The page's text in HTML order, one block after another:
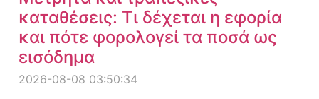
καταθέσεις: Τι δέχεται η εφορία
και πότε φορολογεί τα ποσά ως
εισόδημα
2026-08-08 03:50:34